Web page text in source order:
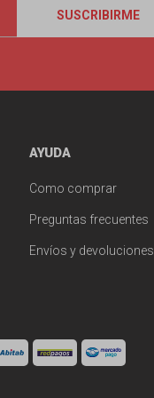
SUSCRIBIRME
AYUDA
Como comprar
Preguntas frecuentes
Envíos y devoluciones